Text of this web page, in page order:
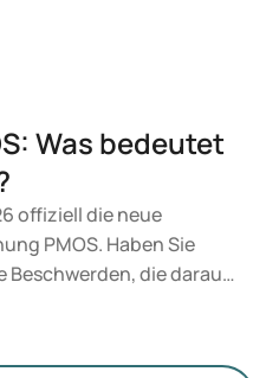
Was bedeutet
offiziell die neue
PMOS. Haben Sie
Beschwerden, die darauf
ändert sich
den Stoffwechsel und